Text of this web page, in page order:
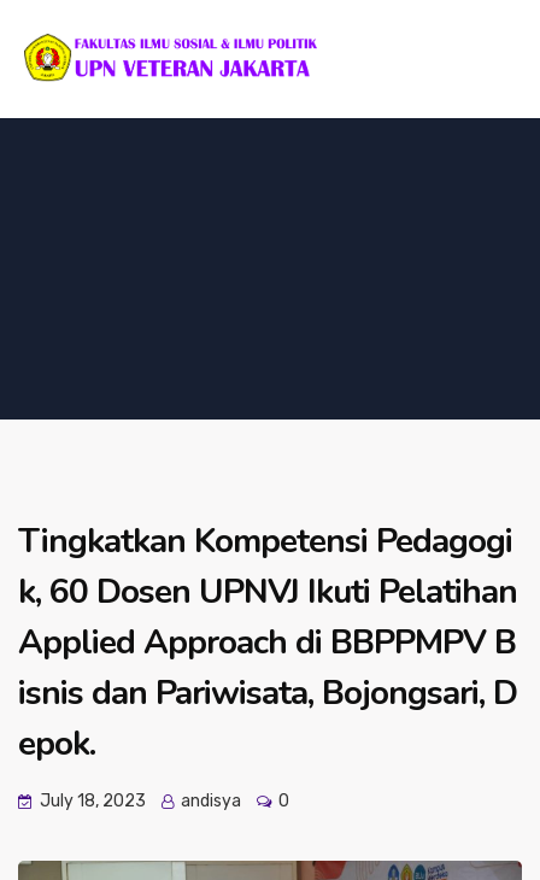
Tingkatkan Kompetensi Pedagogi
k, 60 Dosen UPNVJ Ikuti Pelatihan
Applied Approach di BBPPMPV B
isnis dan Pariwisata, Bojongsari, D
epok.
July 18, 2023 andisya 0